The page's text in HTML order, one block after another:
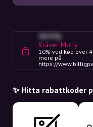
4G23SQ
Kräver Molly
10% ved køb over
mere på
https://
✨ Hitta rabattkoder